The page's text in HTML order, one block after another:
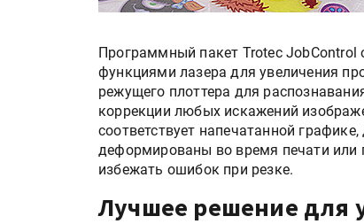
Программный пакет Trotec JobControl
функциями лазера для увеличения
режущего плоттера для
коррекции любых искажений
соответствует напечатанной
деформированы во время печати или
избежать ошибок при резке.
Лучшее решение для
28 июля
Росприроднадзор
«Калькулятор
IPSA 2026
поставщиками и